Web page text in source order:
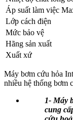
Áp suất làm việc
Lớp cách điện
Mức bảo vệ
Hãng sản xuất
Xuất xứ
Máy bơm cứu hỏa
nhiều hệ thống bơm
1- Máy
cung